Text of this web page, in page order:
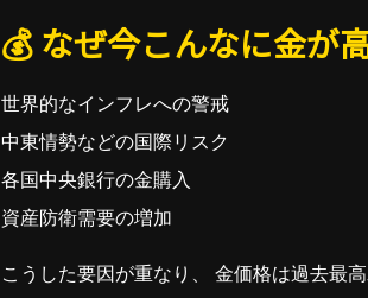
💰 なぜ今こんなに金が
世界的なインフレへの警戒
中東情勢などの国際リスク
各国中央銀行の金購入
資産防衛需要の増加
こうした要因が重なり、 金価格は過去最